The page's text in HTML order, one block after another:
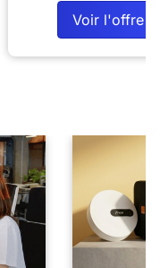
Voir l'offre